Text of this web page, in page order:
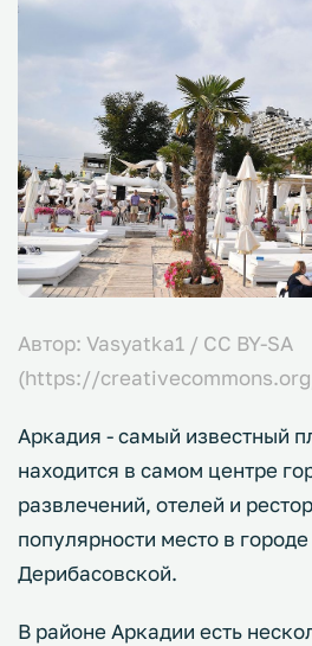
Автор: Vasyatka1 / CC BY-SA
(https://
Аркадия - самый известный
находится в самом центре
развлечений, отелей и
популярности место в
Дерибасовской.
В районе Аркадии есть